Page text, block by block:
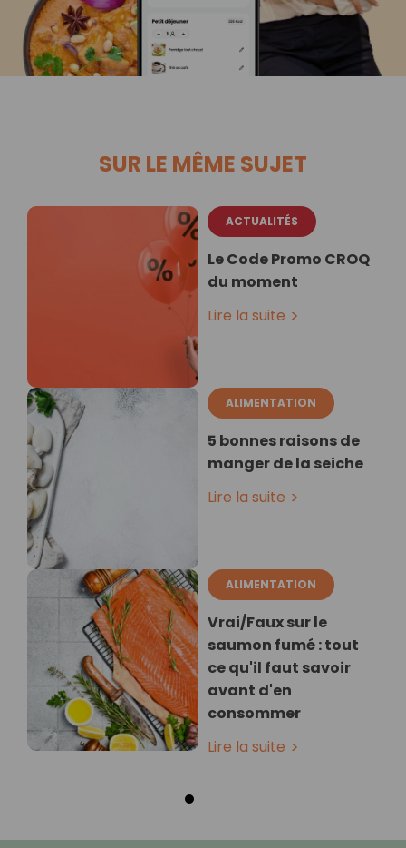
SUR LE MÊME SUJET
ACTUALITÉS
Le Code Promo CROQ
du moment
Lire la suite
ALIMENTATION
5 bonnes raisons de
manger de la seiche
Lire la suite
ALIMENTATION
Vrai/Faux sur le
saumon fumé : tout
ce qu'il faut savoir
avant d'en
consommer
Lire la suite